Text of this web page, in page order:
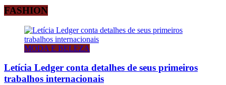
FASHION
MODA E BELEZA
Letícia Ledger conta detalhes de seus primeiros
trabalhos internacionais